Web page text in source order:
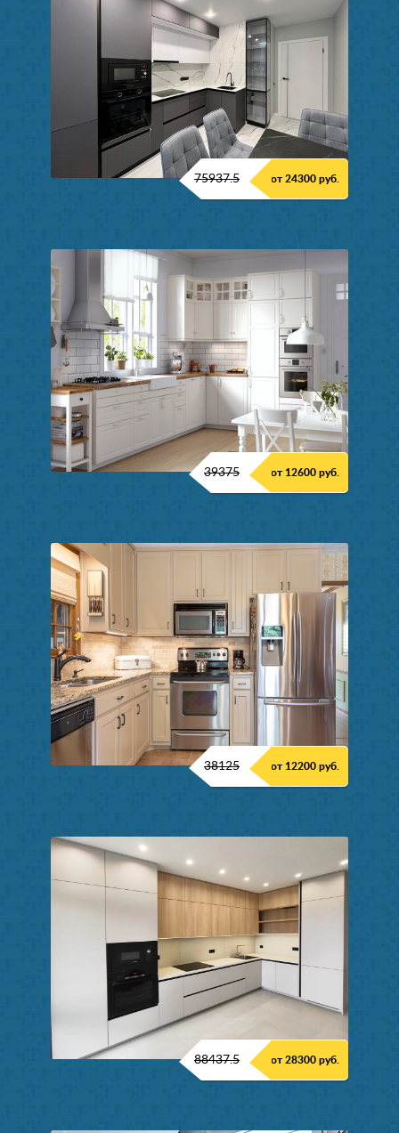
75937.5 от 24300 руб.
39375 от 12600 руб.
38125 от 12200 руб.
88437.5 от 28300 руб.